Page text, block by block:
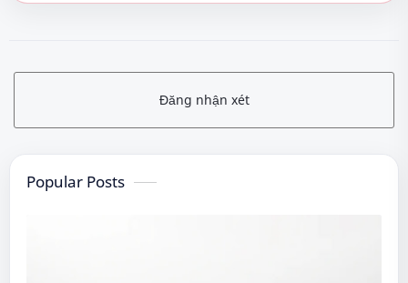
Đăng nhận xét
Popular Posts